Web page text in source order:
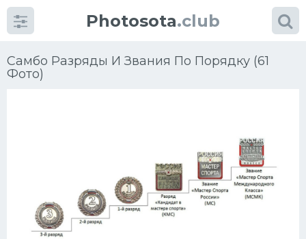
Photosota.club
Самбо Разряды И Звания По Порядку (61
Фото)
Фото
Еще картинки...
Футбол